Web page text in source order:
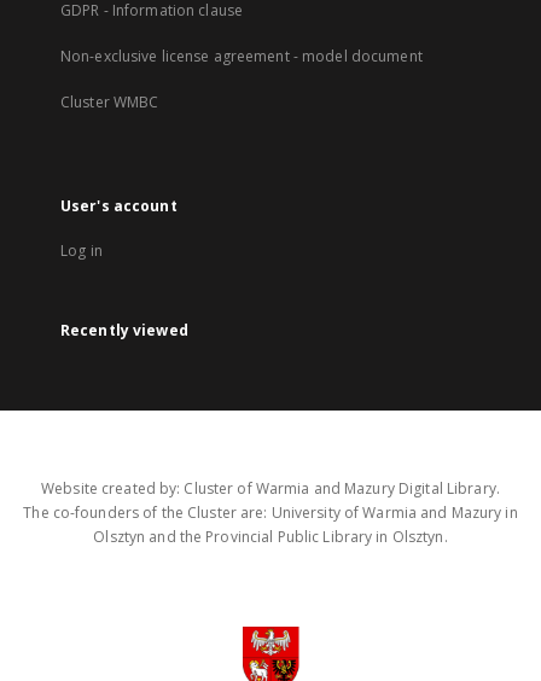
GDPR - Information clause
Non-exclusive license agreement - model document
Cluster WMBC
User's account
Log in
Recently viewed
Website created by: Cluster of Warmia and Mazury Digital Library.
The co-founders of the Cluster are: University of Warmia and Mazury in
Olsztyn and the Provincial Public Library in Olsztyn.